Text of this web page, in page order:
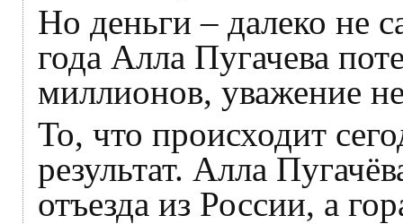
Но деньги – далеко не
года Алла Пугачева
миллионов, уважение
То, что происходит
результат. Алла
отъезда из России, а